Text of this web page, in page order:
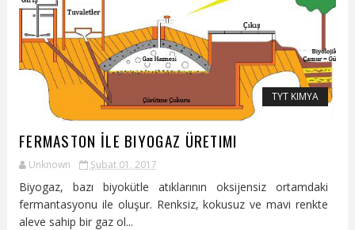
TYT KIMYA
FERMASTON İLE BIYOGAZ ÜRETIMI
Unknown Şubat 01, 2017
Biyogaz, bazı biyokütle atıklarının oksijensiz ortamdaki
fermantasyonu ile oluşur. Renksiz, kokusuz ve mavi renkte
aleve sahip bir gaz ol...